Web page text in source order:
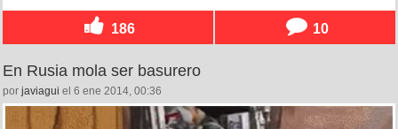
186 10
En Rusia mola ser basurero
por javiagui el 6 ene 2014, 00:36